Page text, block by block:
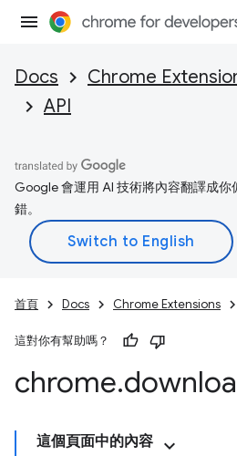
Docs Chrome
API
Google 會運用 AI 技術將內容翻譯成你
錯。
首頁 Docs Chrome Extensions
這對你有幫助嗎？
chrome.
這個頁面中的內容